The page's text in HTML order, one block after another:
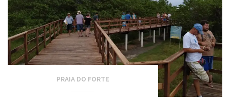
PRAIA DO FORTE